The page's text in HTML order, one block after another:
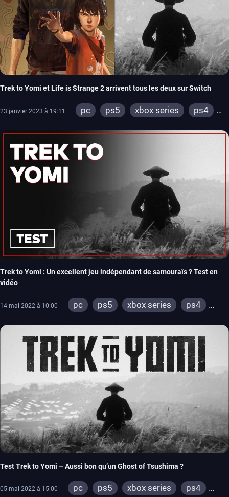
Trek to Yomi et Life is Strange 2 arrivent tous les deux sur Switch
23 janvier 2023 à 19:11 pc ps5 xbox series
ps4
Trek to Yomi : Un excellent jeu indépendant de samouraïs ? Test en
vidéo
14 mai 2022 à 10:00 pc ps5 xbox series
ps4
Test Trek to Yomi – Aussi bon qu’un Ghost of Tsushima ?
05 mai 2022 à 15:00 pc ps5 xbox series
ps4